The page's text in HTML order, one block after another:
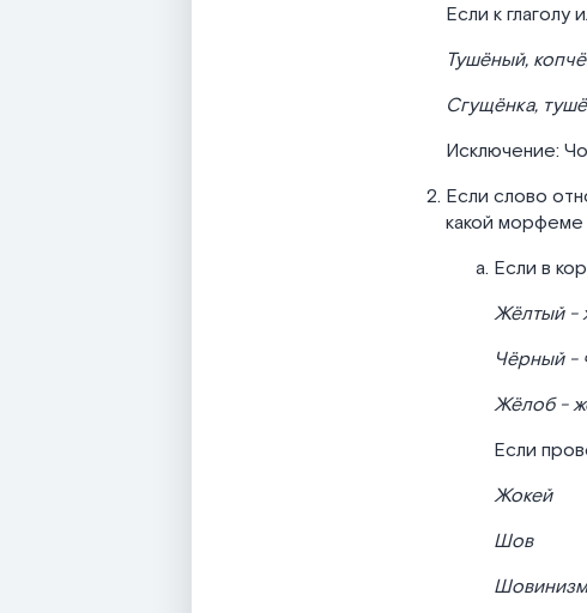
Если к
Тушёный,
Сгущёнка,
Исключение:
Если слово
какой
Если в
Жёлтый -
Чёрный -
Жёлоб -
Если
Жокей
Шов
Шовинизм